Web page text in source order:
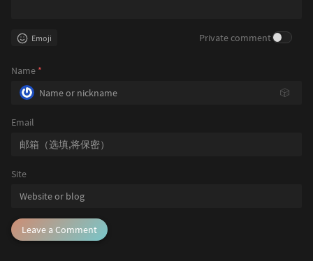
Emoji Private comment
Name *
🎲
Email
Site
Leave a Comment